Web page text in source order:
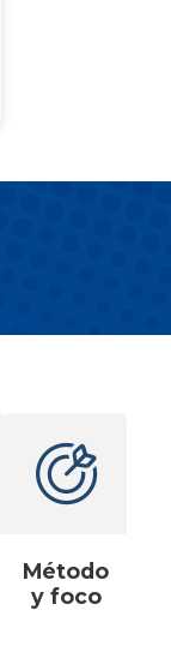
Método
y foco